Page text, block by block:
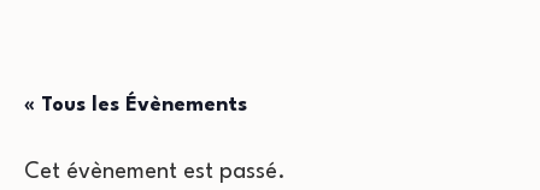
« Tous les Évènements
Cet évènement est passé.